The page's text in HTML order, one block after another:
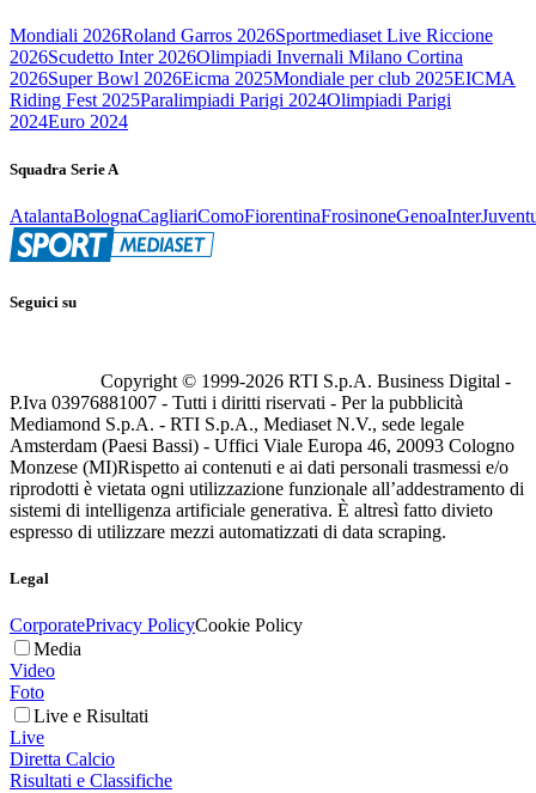
Mondiali 2026Roland Garros 2026Sportmediaset Live Riccione
2026Scudetto Inter 2026Olimpiadi Invernali Milano Cortina
2026Super Bowl 2026Eicma 2025Mondiale per club 2025EICMA
Riding Fest 2025Paralimpiadi Parigi 2024Olimpiadi Parigi
2024Euro 2024
Squadra Serie A
AtalantaBolognaCagliariComoFiorentinaFrosinoneGenoaInter
Seguici su
Copyright © 1999-2026 RTI S.p.A. Business Digital -
P.Iva 03976881007 - Tutti i diritti riservati - Per la pubblicità
Mediamond S.p.A. - RTI S.p.A., Mediaset N.V., sede legale
Amsterdam (Paesi Bassi) - Uffici Viale Europa 46, 20093 Cologno
Monzese (MI)Rispetto ai contenuti e ai dati personali trasmessi e/o
riprodotti è vietata ogni utilizzazione funzionale all’addestramento di
sistemi di intelligenza artificiale generativa. È altresì fatto divieto
espresso di utilizzare mezzi automatizzati di data scraping.
Legal
CorporatePrivacy PolicyCookie Policy
Media
Video
Foto
Live e Risultati
Live
Diretta Calcio
Risultati e Classifiche